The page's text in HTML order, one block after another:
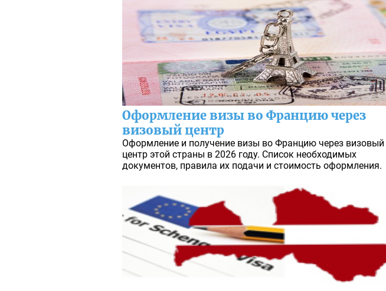
Оформление визы во Францию через
визовый центр
Оформление и получение визы во Францию через визовый
центр этой страны в 2026 году. Список необходимых
документов, правила их подачи и стоимость оформления.